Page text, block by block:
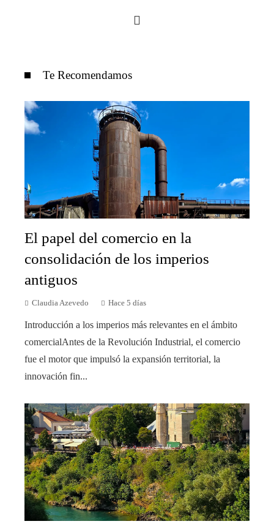
Te Recomendamos
El papel del comercio en la
consolidación de los imperios
antiguos
Claudia Azevedo Hace 5 días
Introducción a los imperios más relevantes en el ámbito
comercialAntes de la Revolución Industrial, el comercio
fue el motor que impulsó la expansión territorial, la
innovación fin...